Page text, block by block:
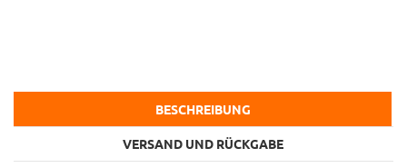
BESCHREIBUNG
VERSAND UND RÜCKGABE